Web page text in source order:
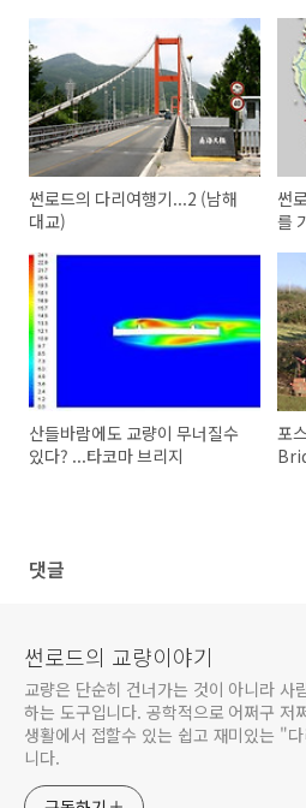
썬로드의 다리여행기...2 (남해
대교)
썬
를
산들바람에도 교량이 무너질수
있다? ...타코마 브리지
포
댓글
썬로드의 교량이야기
교량은 단순히 건너가는 것이 아니라 사
하는 도구입니다. 공학적으로 어쩌구 저
생활에서 접할수 있는 쉽고 재미있는 "
니다.